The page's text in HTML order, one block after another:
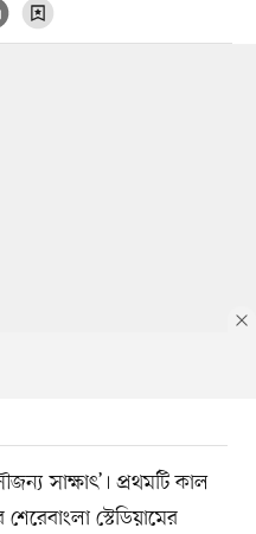
সাক্ষাৎ’। প্রথমটি কাল
স্টেডিয়ামের